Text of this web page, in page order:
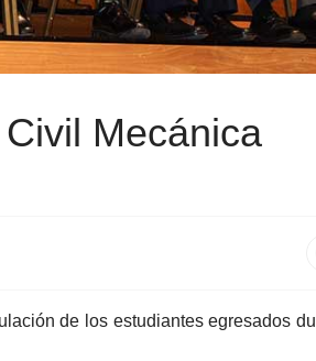
Mecánica
de los estudiantes egresados